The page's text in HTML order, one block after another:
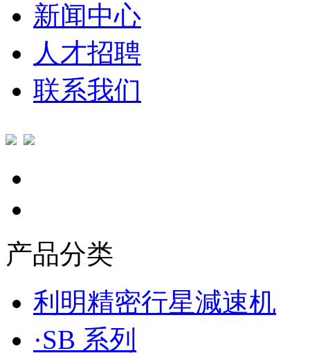
新闻中心
人才招聘
联系我们
产品分类
利明精密行星減速机
·SB 系列